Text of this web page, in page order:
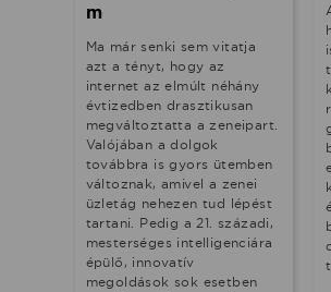
m
Ma már senki sem vitatja
azt a tényt, hogy az
internet az elmúlt néhány
évtizedben drasztikusan
megváltoztatta a zeneipart.
Valójában a dolgok
továbbra is gyors ütemben
változnak, amivel a zenei
üzletág nehezen tud lépést
tartani. Pedig a 21. századi,
mesterséges intelligenciára
épülő, innovatív
megoldások sok esetben